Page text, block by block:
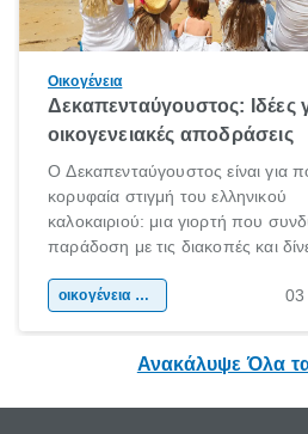
Οικογένεια
Δεκαπενταύγουστος: Ιδέες
οικογενειακές αποδράσεις
Ο Δεκαπενταύγουστος είναι για
κορυφαία στιγμή του ελληνικού
καλοκαιριού: μια γιορτή που
παράδοση με τις διακοπές και
χώρας. Είτε πρόκειται για λίγες
οικογένεια & παιδί 03
Ανακάλυψε Όλα